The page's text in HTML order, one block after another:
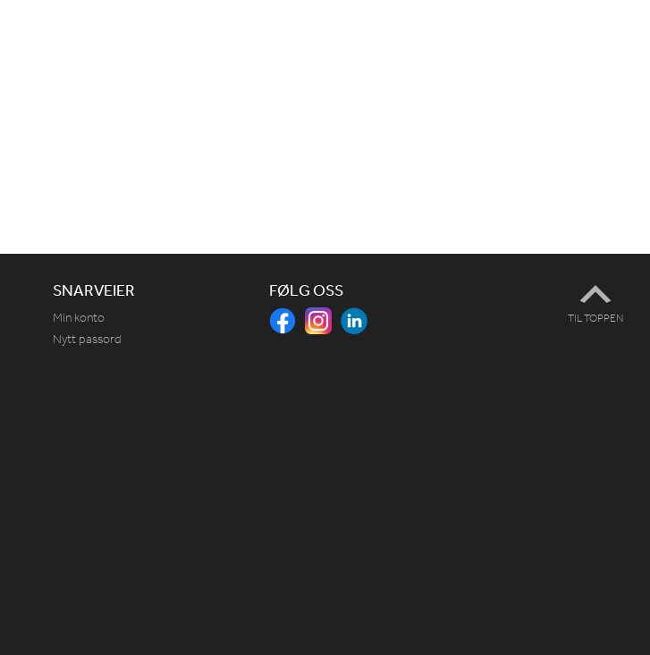
SNARVEIER
Min konto
Nytt passord
FØLG OSS
TIL TOPPEN